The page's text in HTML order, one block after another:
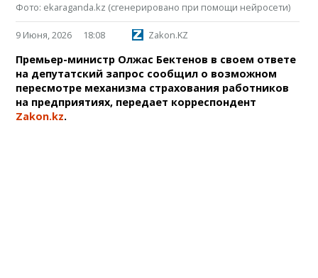
Фото: ekaraganda.kz (сгенерировано при помощи нейросети)
9 Июня, 2026 18:08 Zakon.KZ
Премьер-министр Олжас Бектенов в своем ответе
на депутатский запрос сообщил о возможном
пересмотре механизма страхования работников
на предприятиях, передает корреспондент
Zakon.kz.